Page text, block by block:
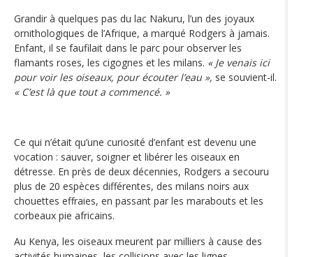
Grandir à quelques pas du lac Nakuru, l’un des joyaux
ornithologiques de l’Afrique, a marqué Rodgers à jamais.
Enfant, il se faufilait dans le parc pour observer les
flamants roses, les cigognes et les milans. « Je venais ici
pour voir les oiseaux, pour écouter l’eau », se souvient-il.
« C’est là que tout a commencé. »
Ce qui n’était qu’une curiosité d’enfant est devenu une
vocation : sauver, soigner et libérer les oiseaux en
détresse. En près de deux décennies, Rodgers a secouru
plus de 20 espèces différentes, des milans noirs aux
chouettes effraies, en passant par les marabouts et les
corbeaux pie africains.
Au Kenya, les oiseaux meurent par milliers à cause des